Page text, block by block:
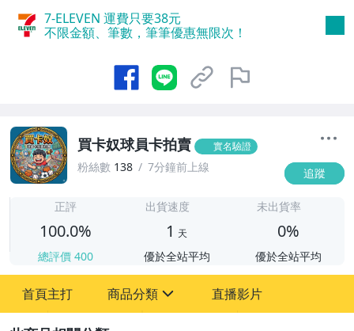
7-ELEVEN 運費只要38元
不限金額、筆數，筆筆優惠無限次！
買卡奴球員卡拍賣 實名驗證
粉絲數 138 7分鐘前上線 追蹤
正評
100.0%
總評價 400
出貨速度
1 天
優於全站平均
未出貨率
0%
優於全站平均
首頁主打 商品分類 直播影片